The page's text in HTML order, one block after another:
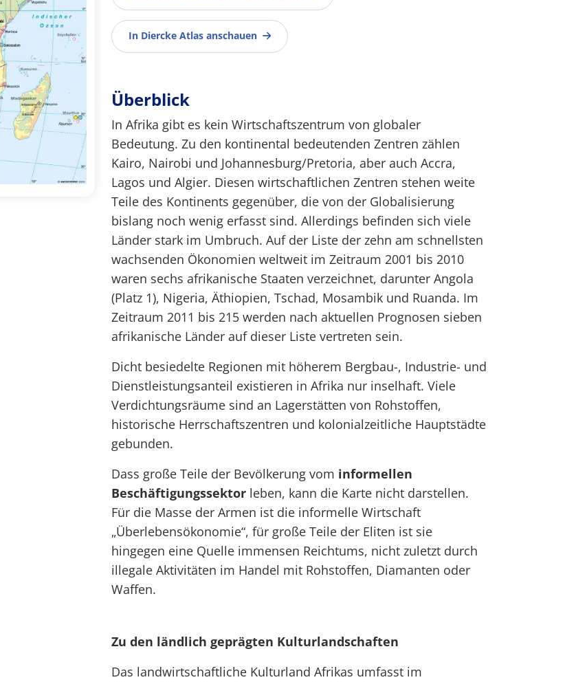
In Diercke Atlas anschauen
Überblick
In Afrika gibt es kein Wirtschaftszentrum von globaler
Bedeutung. Zu den kontinental bedeutenden Zentren zählen
Kairo, Nairobi und Johannesburg/Pretoria, aber auch Accra,
Lagos und Algier. Diesen wirtschaftlichen Zentren stehen weite
Teile des Kontinents gegenüber, die von der Globalisierung
bislang noch wenig erfasst sind. Allerdings befinden sich viele
Länder stark im Umbruch. Auf der Liste der zehn am schnellsten
wachsenden Ökonomien weltweit im Zeitraum 2001 bis 2010
waren sechs afrikanische Staaten verzeichnet, darunter Angola
(Platz 1), Nigeria, Äthiopien, Tschad, Mosambik und Ruanda. Im
Zeitraum 2011 bis 215 werden nach aktuellen Prognosen sieben
afrikanische Länder auf dieser Liste vertreten sein.
Dicht besiedelte Regionen mit höherem Bergbau-, Industrie- und
Dienstleistungsanteil existieren in Afrika nur inselhaft. Viele
Verdichtungsräume sind an Lagerstätten von Rohstoffen,
historische Herrschaftszentren und kolonialzeitliche Hauptstädte
gebunden.
Dass große Teile der Bevölkerung vom informellen
Beschäftigungssektor leben, kann die Karte nicht darstellen.
Für die Masse der Armen ist die informelle Wirtschaft
„Überlebensökonomie“, für große Teile der Eliten ist sie
hingegen eine Quelle immensen Reichtums, nicht zuletzt durch
illegale Aktivitäten im Handel mit Rohstoffen, Diamanten oder
Waffen.
Zu den ländlich geprägten Kulturlandschaften
Das landwirtschaftliche Kulturland Afrikas umfasst im